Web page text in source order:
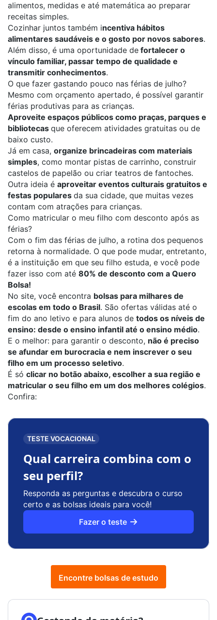
alimentos, medidas e até matemática ao preparar
receitas simples.
Cozinhar juntos também incentiva hábitos
alimentares saudáveis e o gosto por novos sabores.
Além disso, é uma oportunidade de fortalecer o
vínculo familiar, passar tempo de qualidade e
transmitir conhecimentos.
O que fazer gastando pouco nas férias de julho?
Mesmo com orçamento apertado, é possível garantir
férias produtivas para as crianças.
Aproveite espaços públicos como praças, parques e
bibliotecas que oferecem atividades gratuitas ou de
baixo custo.
Já em casa, organize brincadeiras com materiais
simples, como montar pistas de carrinho, construir
castelos de papelão ou criar teatros de fantoches.
Outra ideia é aproveitar eventos culturais gratuitos e
festas populares da sua cidade, que muitas vezes
contam com atrações para crianças.
Como matricular o meu filho com desconto após as
férias?
Com o fim das férias de julho, a rotina dos pequenos
retorna à normalidade. O que pode mudar, entretanto,
é a instituição em que seu filho estuda, e você pode
fazer isso com até 80% de desconto com a Quero
Bolsa!
No site, você encontra bolsas para milhares de
escolas em todo o Brasil. São ofertas válidas até o
fim do ano letivo e para alunos de todos os níveis de
ensino: desde o ensino infantil até o ensino médio.
E o melhor: para garantir o desconto, não é preciso
se afundar em burocracia e nem inscrever o seu
filho em um processo seletivo.
É só clicar no botão abaixo, escolher a sua região e
matricular o seu filho em um dos melhores colégios.
Confira:
TESTE VOCACIONAL
Qual carreira combina com o
seu perfil?
Responda as perguntas e descubra o curso
certo e as bolsas ideais para você!
Fazer o teste
Encontre bolsas de estudo